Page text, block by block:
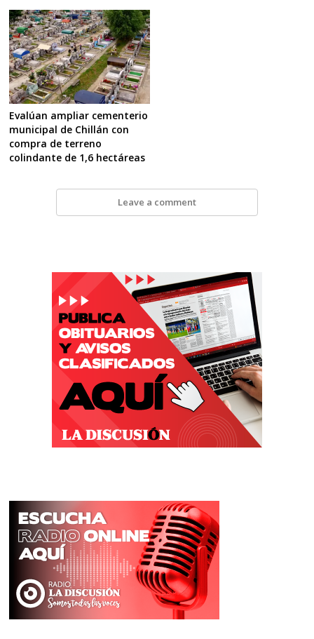
Evalúan ampliar cementerio
municipal de Chillán con
compra de terreno
colindante de 1,6 hectáreas
Leave a comment